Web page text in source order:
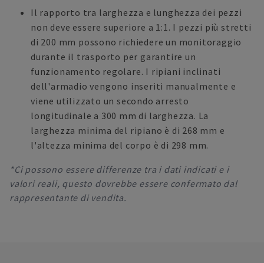
Il rapporto tra larghezza e lunghezza dei pezzi
non deve essere superiore a 1:1. I pezzi più stretti
di 200 mm possono richiedere un monitoraggio
durante il trasporto per garantire un
funzionamento regolare. I ripiani inclinati
dell'armadio vengono inseriti manualmente e
viene utilizzato un secondo arresto
longitudinale a 300 mm di larghezza. La
larghezza minima del ripiano è di 268 mm e
l'altezza minima del corpo è di 298 mm.
*Ci possono essere differenze tra i dati indicati e i
valori reali, questo dovrebbe essere confermato dal
rappresentante di vendita.